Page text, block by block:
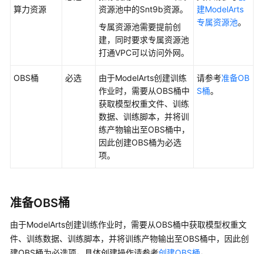
计
速
模
开
发
算力资源
资源池中的Snt9b资源。
专属资源池需要提前创
建，同时要求专属资源池
打通VPC可以访问外网。
建ModelArts
专属资源池。
OBS桶 必选
由于ModelArts创建训练
作业时，需要从OBS桶中
获取模型权重文件、训练
数据、训练脚本，并将训
练产物输出至OBS桶中，
因此创建OBS桶为必选
项。
请参考准备OB
S桶。
准备OBS桶
由于ModelArts创建训练作业时，需要从OBS桶中获取模型权重文
件、训练数据、训练脚本，并将训练产物输出至OBS桶中，因此创